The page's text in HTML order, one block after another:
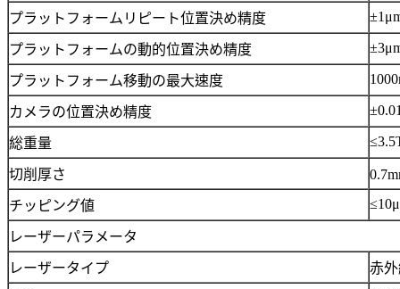
プラットフォームリピート位置決め精度
プラットフォームの動的位置決め精度
プラットフォーム移動の最大速度
カメラの位置決め精度
総重量
切削厚さ
チッピング値
レーザーパラメータ
レーザータイプ 赤